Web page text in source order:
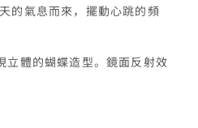
的氣息而來，擺動心跳的頻
立體的蝴蝶造型。鏡面反射效